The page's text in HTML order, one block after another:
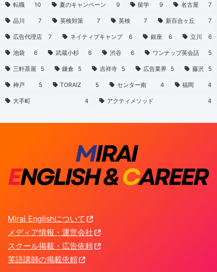
転職 10 夏のキャンペーン 9 留学 9 名古屋 7
品川 7 英検対策 7 英検 7 新百合ヶ丘 7
広告代理店 7 ネイティブキャンプ 6 銀座 6 立川 6
池袋 6 武蔵小杉 6 渋谷 6 ワンナップ英会話 5
三軒茶屋 5 鎌倉 5 吉祥寺 5 広告業界 5 藤沢 5
神戸 5 TORAIZ 5 センター南 4 福岡 4
大手町 4 アクティメソッド 4
Mirai Englishについて
メディア情報・運営会社
スクール掲載・広告依頼
英語講師の掲載依頼